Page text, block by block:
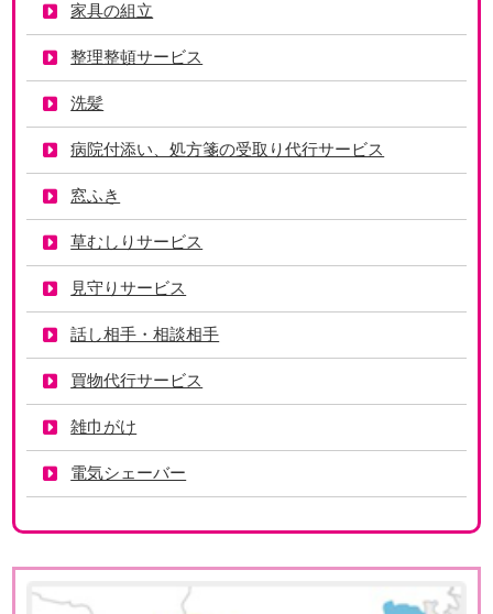
家具の組立
整理整頓サービス
洗髪
病院付添い、処方箋の受取り代行サービス
窓ふき
草むしりサービス
見守りサービス
話し相手・相談相手
買物代行サービス
雑巾がけ
電気シェーバー